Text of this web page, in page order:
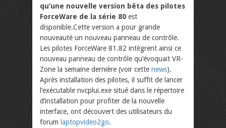
qu’une nouvelle version bêta des pilotes
ForceWare de la série 80 est
disponible.Cette version a pour grande
nouveauté un nouveau panneau de contrôle.
Les pilotes ForceWare 81.82 intègrent ainsi ce
nouveau panneau de contrôle qu’évoquait VR-
Zone la semaine dernière (voir cette news).
Après installation des pilotes, il suffit de lancer
l’exécutable nvcplui.exe situé dans le répertoire
d’installation pour profiter de la nouvelle
interface, ont découvert des utilisateurs du
forum laptopvideo2go.